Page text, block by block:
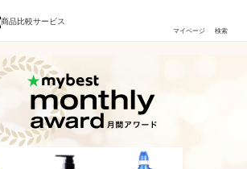
商品比較サービス
マイページ 検索